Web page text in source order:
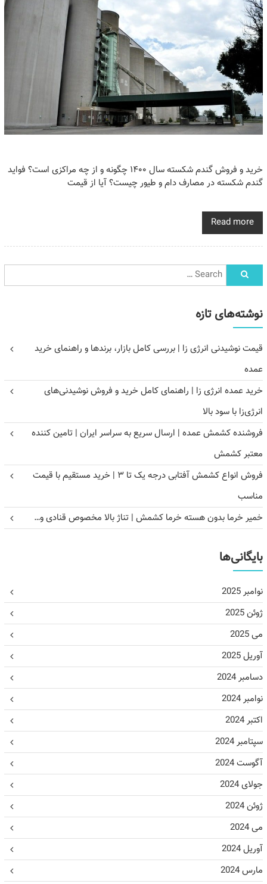
خرید و فروش گندم شکسته سال ۱۴۰۰ چگونه و از چه مراکزی است؟ فواید
گندم شکسته در مصارف دام و طیور چیست؟ آیا از قیمت
Read more
نوشته‌های تازه
قیمت نوشیدنی انرژی زا | بررسی کامل بازار، برندها و راهنمای خرید
عمده
خرید عمده انرژی زا | راهنمای کامل خرید و فروش نوشیدنی‌های
انرژی‌زا با سود بالا
فروشنده کشمش عمده | ارسال سریع به سراسر ایران | تامین کننده
معتبر کشمش
فروش انواع کشمش آفتابی درجه یک تا ۳ | خرید مستقیم با قیمت
مناسب
خمیر خرما بدون هسته خرما کشمش | تناژ بالا مخصوص قنادی و…
بایگانی‌ها
نوامبر 2025
ژوئن 2025
می 2025
آوریل 2025
دسامبر 2024
نوامبر 2024
اکتبر 2024
سپتامبر 2024
آگوست 2024
جولای 2024
ژوئن 2024
می 2024
آوریل 2024
مارس 2024